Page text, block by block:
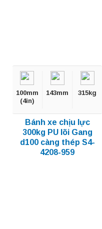
100mm
(4in)
143mm 315kg
Bánh xe chịu lực
300kg PU lõi Gang
d100 càng thép S4-
4208-959